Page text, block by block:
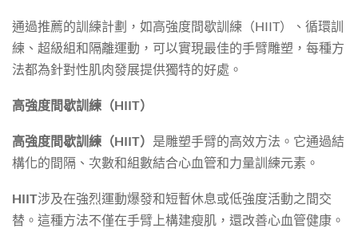
通過推薦的訓練計劃，如高強度間歇訓練（HIIT）、循環訓
練、超級組和隔離運動，可以實現最佳的手臂雕塑，每種方
法都為針對性肌肉發展提供獨特的好處。
高強度間歇訓練（HIIT）
高強度間歇訓練（HIIT） 是雕塑手臂的高效方法。它通過結
構化的間隔、次數和組數結合心血管和力量訓練元素。
HIIT涉及在強烈運動爆發和短暫休息或低強度活動之間交
替。這種方法不僅在手臂上構建瘦肌，還改善心血管健康。